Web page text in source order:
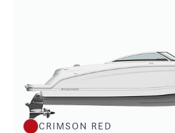
CRIMSON RED